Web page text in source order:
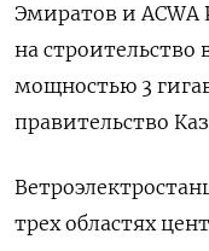
Эмиратов и ACWA
на строительство
мощностью 3
правительство
трех областях